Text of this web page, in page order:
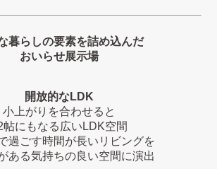
暮らしの要素を詰め込んだ
おいらせ展示場
開放的なLDK
小上がりを合わせると
帖にもなる広いLDK空間
過ごす時間が長いリビングを
ある気持ちの良い空間に演出